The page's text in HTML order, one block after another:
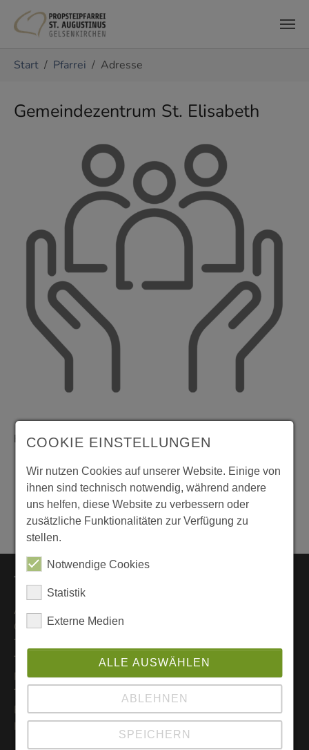
Start Pfarrei Adresse
Gemeindezentrum St. Elisabeth
Holtgrawenstr. 22,45883 Gelsenkirchen
Zustimmung zum "OpenStreetMap" Cookie um
diesen Inhalt anzuzeigen
Datenschutz|Impressum
Themen
Aktuelles
Gottesdienste
Trauung
Taufpate werden
Pastorale Orte
Taufe
Erstkommunion
Kontakte
COOKIE EINSTELLUNGEN
Wir nutzen Cookies auf unserer Website. Einige von
ihnen sind technisch notwendig, während andere
uns helfen, diese Website zu verbessern oder
zusätzliche Funktionalitäten zur Verfügung zu
stellen.
Notwendige Cookies
Statistik
Externe Medien
ALLE AUSWÄHLEN
ABLEHNEN
SPEICHERN